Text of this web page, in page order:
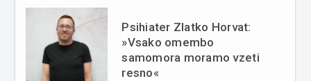
Psihiater Zlatko Horvat:
»Vsako omembo
samomora moramo vzeti
resno«